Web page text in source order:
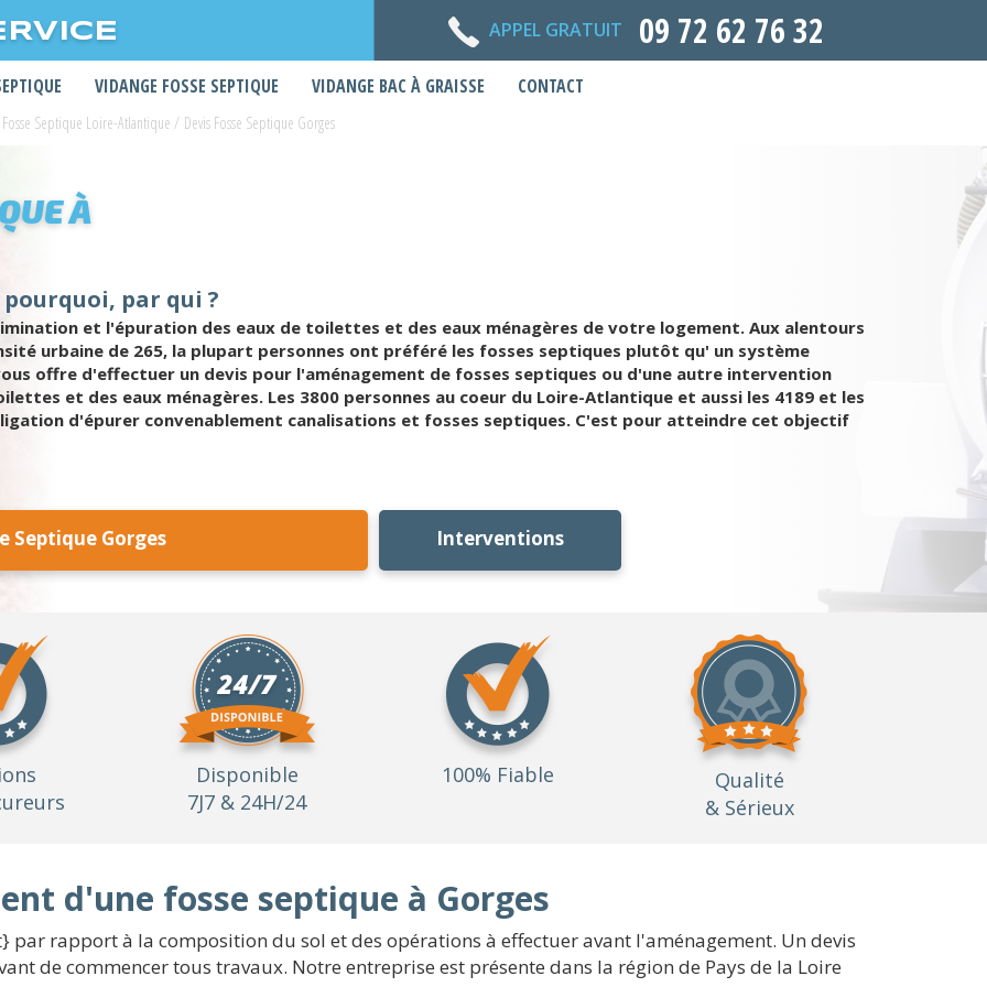
APPEL GRATUIT 09 72 62 76 32
VIDANGE FOSSE SEPTIQUE VIDANGE BAC À GRAISSE CONTACT
Fosse Septique Loire-Atlantique / Devis Fosse Septique Gorges
À
pourquoi, par qui ?
et l'épuration des eaux de toilettes et des eaux ménagères de votre logement. Aux alentours
urbaine de 265, la plupart personnes ont préféré les fosses septiques plutôt qu' un système
offre d'effectuer un devis pour l'aménagement de fosses septiques ou d'une autre intervention
et des eaux ménagères. Les 3800 personnes au coeur du Loire-Atlantique et aussi les 4189 et les
d'épurer convenablement canalisations et fosses septiques. C'est pour atteindre cet objectif
Septique Gorges Interventions
Disponible
7J7 & 24H/24
100% Fiable
Qualité
& Sérieux
d'une fosse septique à Gorges
rapport à la composition du sol et des opérations à effectuer avant l'aménagement. Un devis
de commencer tous travaux. Notre entreprise est présente dans la région de Pays de la Loire